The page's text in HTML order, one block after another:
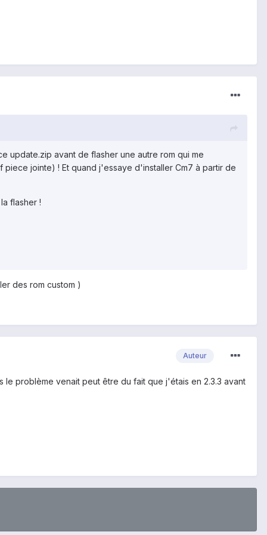
update.zip avant de flasher une autre rom qui me
jointe) ! Et quand j'essaye d'installer Cm7 à partir de
flasher !
des rom custom )
Auteur
le problème venait peut être du fait que j'étais en 2.3.3 avant